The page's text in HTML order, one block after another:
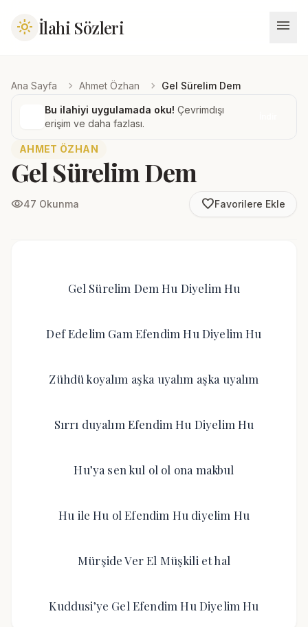
light_mode İlahi Sözleri menu
Ana Sayfa chevron_right Ahmet Özhan chevron_right Gel Sürelim Dem
Bu ilahiyi uygulamada oku! Çevrimdışı
erişim ve daha fazlası.
AHMET ÖZHAN
Gel Sürelim Dem
visibility47 Okunma favorite_borderFavorilere Ekle
Gel Sürelim Dem Hu Diyelim Hu
Def Edelim Gam Efendim Hu Diyelim Hu
Zühdü koyalım aşka uyalım aşka uyalım
Sırrı duyalım Efendim Hu Diyelim Hu
Hu’ya sen kul ol ol ona makbul
Hu ile Hu ol Efendim Hu diyelim Hu
Mürşide Ver El Müşkili et hal
Kuddusi’ye Gel Efendim Hu Diyelim Hu